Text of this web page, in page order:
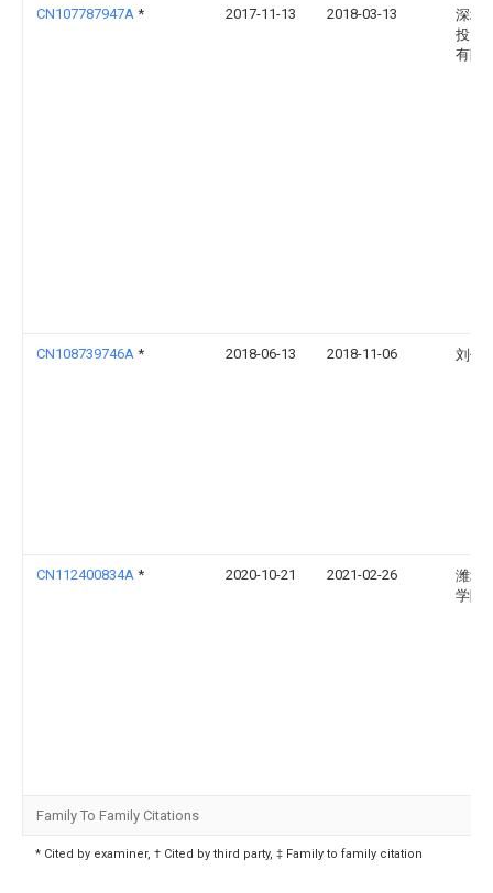
CN107787947A * 2017-11-13 2018-03-13
深圳
投资
有限
CN108739746A * 2018-06-13 2018-11-06 刘仲
CN112400834A * 2020-10-21 2021-02-26
潍坊
学院
Family To Family Citations
* Cited by examiner, † Cited by third party, ‡ Family to family citation